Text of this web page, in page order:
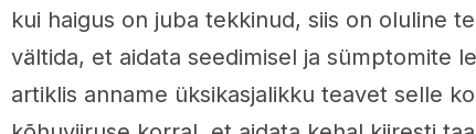
kui haigus on juba tekkinud, siis on oluline
vältida, et aidata seedimisel ja sümptomite
artiklis anname üksikasjalikku teavet selle